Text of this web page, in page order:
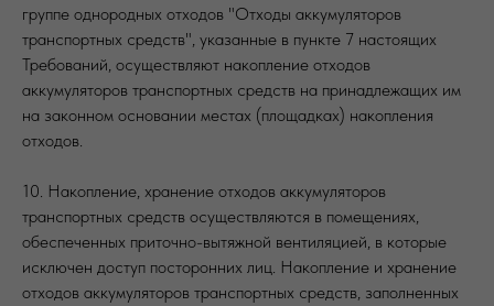
группе однородных отходов "Отходы аккумуляторов
транспортных средств", указанные в пункте 7 настоящих
Требований, осуществляют накопление отходов
аккумуляторов транспортных средств на принадлежащих им
на законном основании местах (площадках) накопления
отходов.
10. Накопление, хранение отходов аккумуляторов
транспортных средств осуществляются в помещениях,
обеспеченных приточно-вытяжной вентиляцией, в которые
исключен доступ посторонних лиц. Накопление и хранение
отходов аккумуляторов транспортных средств, заполненных